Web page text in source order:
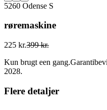
5260 Odense S
røremaskine
225 kr.399 kr.
Kun brugt een
2028.
Flere detaljer